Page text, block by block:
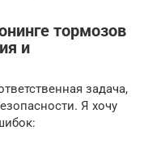
тормозов
и
задача,
Я хочу